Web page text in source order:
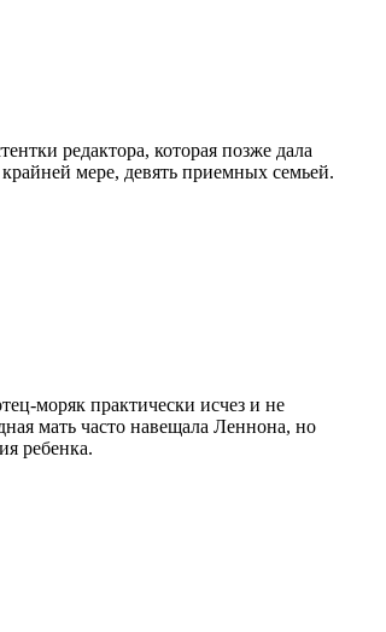
редактора, которая позже дала
мере, девять приемных семьей.
моряк практически исчез и не
мать часто навещала Леннона, но
ребенка.